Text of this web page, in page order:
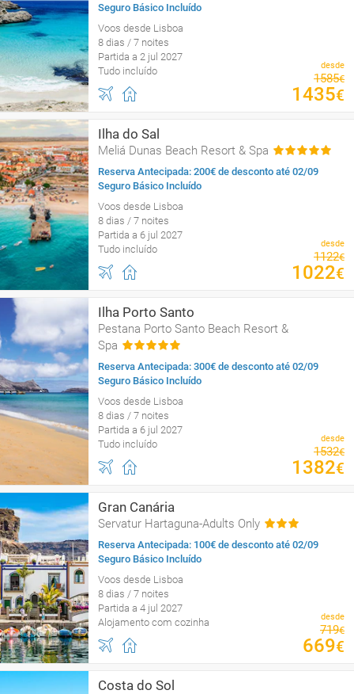
Seguro Básico Incluído
Voos desde Lisboa
8 dias / 7 noites
Partida a 2 jul 2027
Tudo incluído
desde
1585€
1435€
Ilha do Sal
Meliá Dunas Beach Resort & Spa
Reserva Antecipada: 200€ de desconto até 02/09
Seguro Básico Incluído
Voos desde Lisboa
8 dias / 7 noites
Partida a 6 jul 2027
Tudo incluído
desde
1122€
1022€
Ilha Porto Santo
Pestana Porto Santo Beach Resort &
Spa
Reserva Antecipada: 300€ de desconto até 02/09
Seguro Básico Incluído
Voos desde Lisboa
8 dias / 7 noites
Partida a 6 jul 2027
Tudo incluído
desde
1532€
1382€
Gran Canária
Servatur Hartaguna-Adults Only
Reserva Antecipada: 100€ de desconto até 02/09
Seguro Básico Incluído
Voos desde Lisboa
8 dias / 7 noites
Partida a 4 jul 2027
Alojamento com cozinha
desde
719€
669€
Costa do Sol